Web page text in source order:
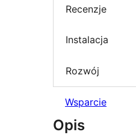
Recenzje
Instalacja
Rozwój
Wsparcie
Opis